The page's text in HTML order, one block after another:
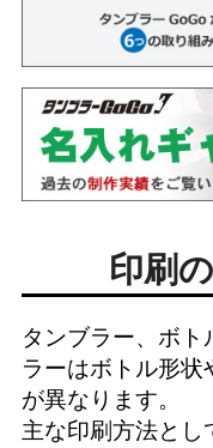
印刷
タンブラー、ボ
ラーはボトル形
が異なります。
主な印刷方法とし